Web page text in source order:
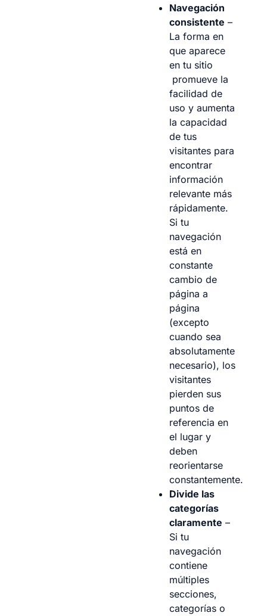
Navegación
consistente –
La forma en
que aparece
en tu sitio
promueve la
facilidad de
uso y aumenta
la capacidad
de tus
visitantes para
encontrar
información
relevante más
rápidamente.
Si tu
navegación
está en
constante
cambio de
página a
página
(excepto
cuando sea
absolutamente
necesario), los
visitantes
pierden sus
puntos de
referencia en
el lugar y
deben
reorientarse
constantemente.
Divide las
categorías
claramente –
Si tu
navegación
contiene
múltiples
secciones,
categorías o